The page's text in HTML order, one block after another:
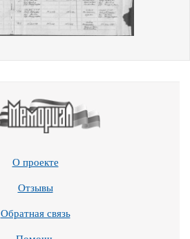
О проекте
Отзывы
Обратная связь